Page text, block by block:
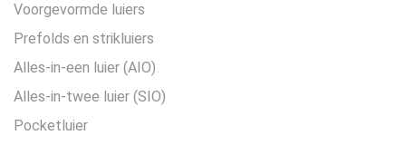
Voorgevormde luiers
Prefolds en strikluiers
Alles-in-een luier (AIO)
Alles-in-twee luier (SIO)
Pocketluier